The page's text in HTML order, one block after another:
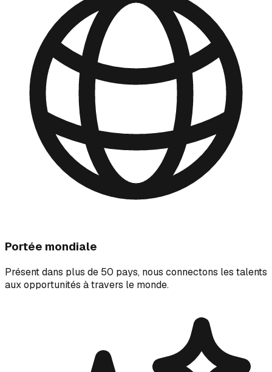
Portée mondiale
Présent dans plus de 50 pays, nous connectons les talents
aux opportunités à travers le monde.